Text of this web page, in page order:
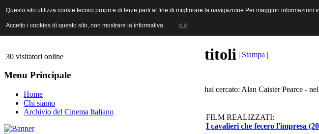
ANICA | Associazione Nazionale Industrie Cinematografiche Audiovisive e Multimediali
30 visitatori online
Menu Principale
Home
Chi siamo
Archivio del Cinema Italiano
titoli | Stampa |
hai cercato: Alan Caister Pearce -
FILM REALIZZATI:
I cavalieri che fecero l'impresa
Questo sito utilizza cookie tecnici propri e di terze parti al fine di migliorare la navigazione Per maggiori informazioni
Accetto i cookies di questo sito, non mostrare la informativa. OK
Questo sito utilizza cookie tecnici propri e di terze parti al fine di migliorare la navigazione Per maggiori informazioni
Accetto i cookies di questo sito, non mostrare la informativa. OK